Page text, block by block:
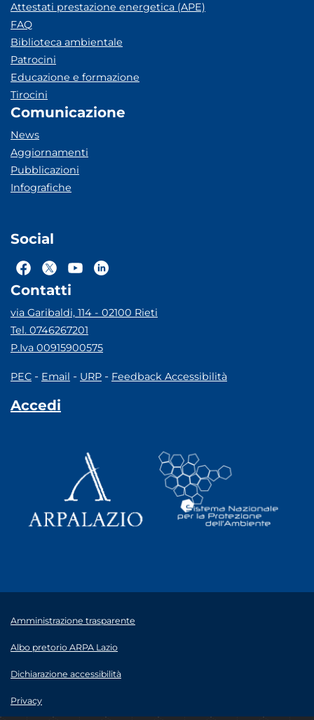
Attestati prestazione energetica (APE)
FAQ
Biblioteca ambientale
Patrocini
Educazione e formazione
Tirocini
Comunicazione
News
Aggiornamenti
Pubblicazioni
Infografiche
Social
Contatti
via Garibaldi, 114 - 02100 Rieti
Tel. 0746267201
P.Iva 00915900575
PEC - Email - URP - Feedback Accessibilità
Accedi
Amministrazione trasparente
Albo pretorio ARPA Lazio
Dichiarazione accessibilità
Privacy